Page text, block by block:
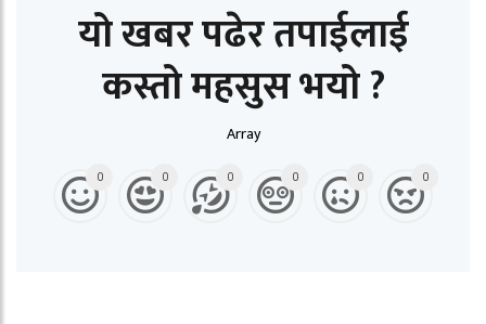
यो खबर पढेर तपाईलाई
कस्तो महसुस भयो ?
Array
0 0 0 0 0 0